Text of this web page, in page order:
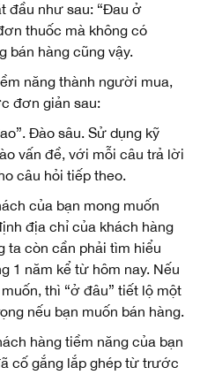
đầu như sau: “Đau ở
thuốc mà không có
bán hàng cũng vậy.
năng thành người mua,
đơn giản sau:
Đào sâu. Sử dụng kỹ
vấn đề, với mỗi câu trả lời
câu hỏi tiếp theo.
của bạn mong muốn
địa chỉ của khách hàng
ta còn cần phải tìm hiểu
1 năm kể từ hôm nay. Nếu
thì “ở đâu” tiết lộ một
nếu bạn muốn bán hàng.
hàng tiềm năng của bạn
cố gắng lắp ghép từ trước